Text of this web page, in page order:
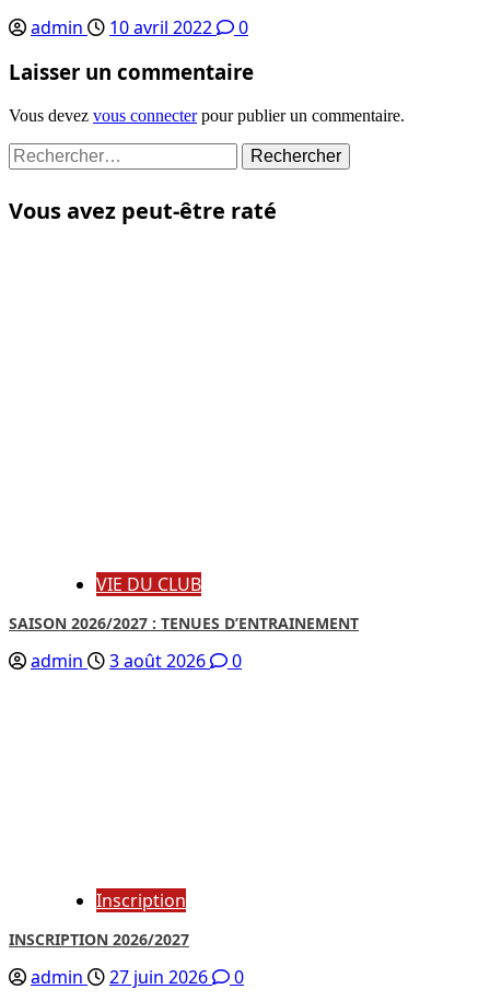
admin 10 avril 2022 0
Laisser un commentaire
Vous devez vous connecterpour publier un commentaire.
Rechercher :
Vous avez peut-être raté
VIE DU CLUB
SAISON 2026/2027 : TENUES D’ENTRAINEMENT
admin 3 août 2026 0
Inscription
INSCRIPTION 2026/2027
admin 27 juin 2026 0